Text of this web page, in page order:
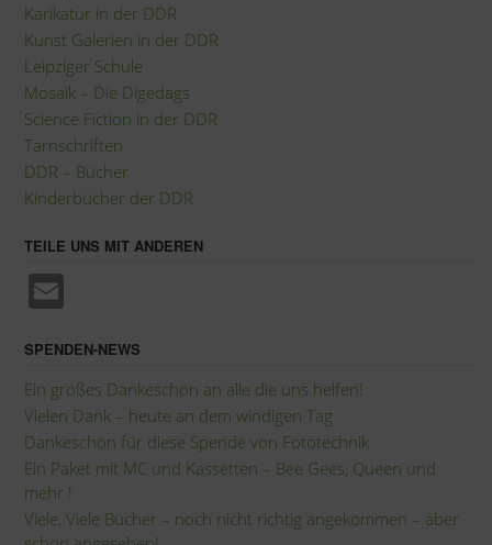
Karikatur in der DDR
Kunst Galerien in der DDR
Leipziger Schule
Mosaik – Die Digedags
Science Fiction in der DDR
Tarnschriften
DDR – Bücher
Kinderbücher der DDR
TEILE UNS MIT ANDEREN
ail
SPENDEN-NEWS
Ein großes Dankeschön an alle die uns helfen!
Vielen Dank – heute an dem windigen Tag
Dankeschön für diese Spende von Fototechnik
Ein Paket mit MC und Kassetten – Bee Gees, Queen und
mehr !
Viele, Viele Bücher – noch nicht richtig angekommen – aber